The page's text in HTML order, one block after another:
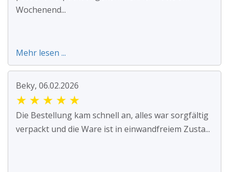
Wochenend...
Mehr lesen ...
Beky, 06.02.2026
★ ★ ★ ★ ★
Die Bestellung kam schnell an, alles war sorgfältig
verpackt und die Ware ist in einwandfreiem Zusta...